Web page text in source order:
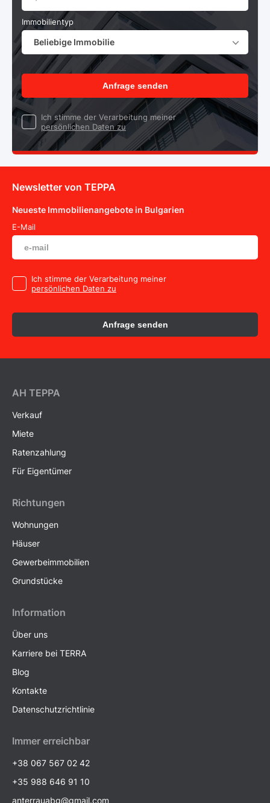
Immobilientyp
Beliebige Immobilie
Anfrage senden
Ich stimme der Verarbeitung meiner
persönlichen Daten zu
Newsletter von TEPPA
Neueste Immobilienangebote in Bulgarien
E-Mail
Ich stimme der Verarbeitung meiner
persönlichen Daten zu
Anfrage senden
AH ТEPPA
Verkauf
Miete
Ratenzahlung
Für Eigentümer
Richtungen
Wohnungen
Häuser
Gewerbeimmobilien
Grundstücke
Information
Über uns
Karriere bei TERRA
Blog
Kontakte
Datenschutzrichtlinie
Immer erreichbar
+38 067 567 02 42
+35 988 646 91 10
anterrauabg@gmail.com